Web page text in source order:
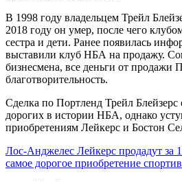
В 1998 году владельцем Трейл
2018 году он умер, после чего
сестра и дети. Ранее появилась
выставили клуб НБА на продажу.
бизнесмена, все деньги от продажи
благотворительность.
Сделка по Портленд Трейл Блейзерс
дорогих в истории НБА, однако
приобретениям Лейкерс и Бостон
Лос-Анджелес Лейкерс продадут за
самое дорогое приобретение